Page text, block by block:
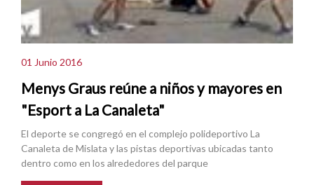
01 Junio 2016
Menys Graus reúne a niños y mayores en
"Esport a La Canaleta"
El deporte se congregó en el complejo polideportivo La
Canaleta de Mislata y las pistas deportivas ubicadas tanto
dentro como en los alrededores del parque